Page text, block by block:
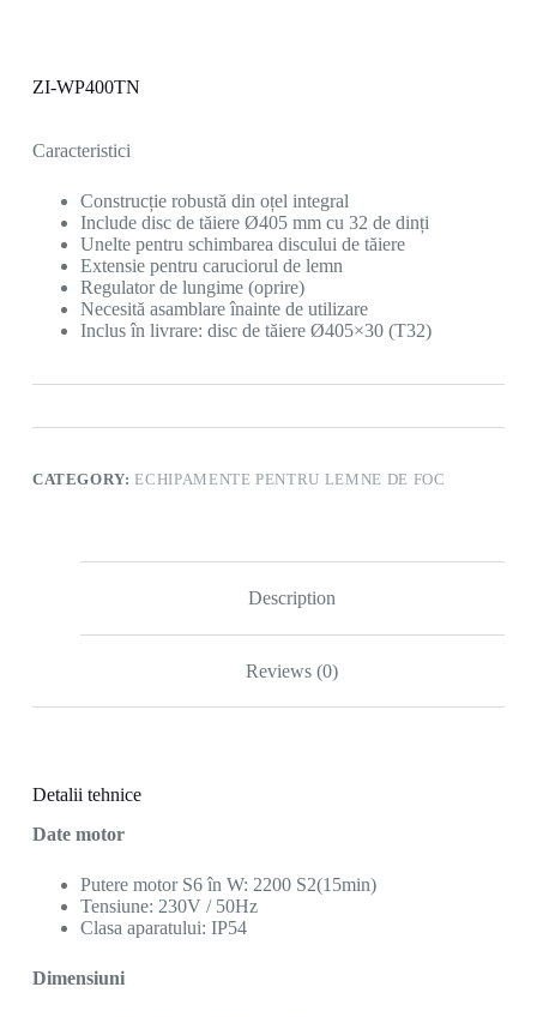
ZI-WP400TN
Caracteristici
Construcție robustă din oțel integral
Include disc de tăiere Ø405 mm cu 32 de dinți
Unelte pentru schimbarea discului de tăiere
Extensie pentru caruciorul de lemn
Regulator de lungime (oprire)
Necesită asamblare înainte de utilizare
Inclus în livrare: disc de tăiere Ø405×30 (T32)
CATEGORY:ECHIPAMENTE PENTRU LEMNE DE FOC
Description
Reviews (0)
Detalii tehnice
Date motor
Putere motor S6 în W: 2200 S2(15min)
Tensiune: 230V / 50Hz
Clasa aparatului: IP54
Dimensiuni